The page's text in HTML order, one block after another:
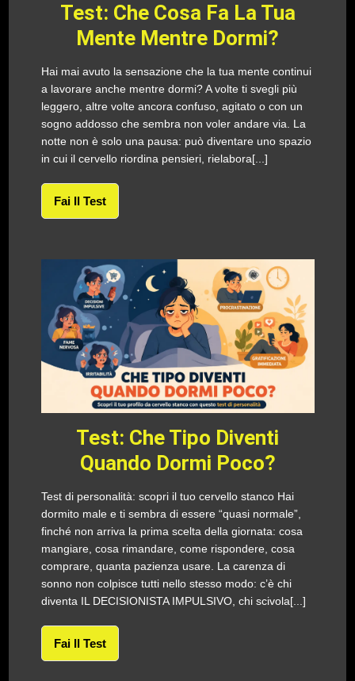
Test: Che Cosa Fa La Tua
Mente Mentre Dormi?
Hai mai avuto la sensazione che la tua mente continui
a lavorare anche mentre dormi? A volte ti svegli più
leggero, altre volte ancora confuso, agitato o con un
sogno addosso che sembra non voler andare via. La
notte non è solo una pausa: può diventare uno spazio
in cui il cervello riordina pensieri, rielabora[...]
Fai Il Test
Test: Che Tipo Diventi
Quando Dormi Poco?
Test di personalità: scopri il tuo cervello stanco Hai
dormito male e ti sembra di essere “quasi normale”,
finché non arriva la prima scelta della giornata: cosa
mangiare, cosa rimandare, come rispondere, cosa
comprare, quanta pazienza usare. La carenza di
sonno non colpisce tutti nello stesso modo: c’è chi
diventa IL DECISIONISTA IMPULSIVO, chi scivola[...]
Fai Il Test